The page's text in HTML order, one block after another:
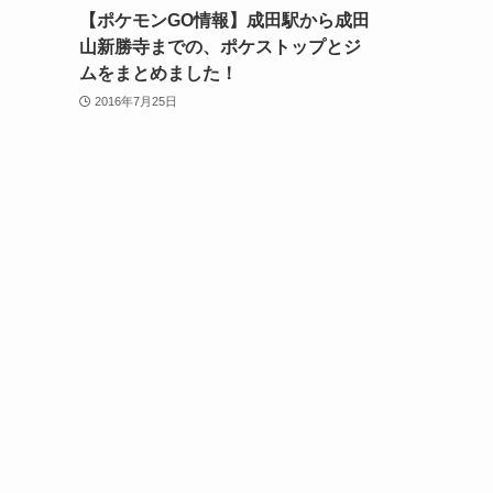
【ポケモンGO情報】成田駅から成田
山新勝寺までの、ポケストップとジ
ムをまとめました！
2016年7月25日